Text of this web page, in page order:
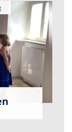
Luftmuseum Amberg